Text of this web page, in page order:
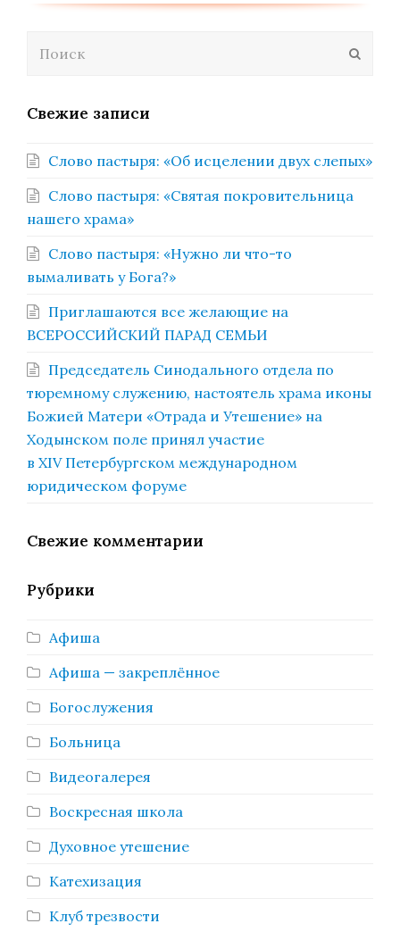
Свежие записи
Слово пастыря: «Об исцелении двух слепых»
Слово пастыря: «Святая покровительница
нашего храма»
Слово пастыря: «Нужно ли что-то
вымаливать у Бога?»
Приглашаются все желающие на
ВСЕРОССИЙСКИЙ ПАРАД СЕМЬИ
Председатель Синодального отдела по
тюремному служению, настоятель храма иконы
Божией Матери «Отрада и Утешение» на
Ходынском поле принял участие
в XIV Петербургском международном
юридическом форуме
Свежие комментарии
Рубрики
Афиша
Афиша — закреплённое
Богослужения
Больница
Видеогалерея
Воскресная школа
Духовное утешение
Катехизация
Клуб трезвости